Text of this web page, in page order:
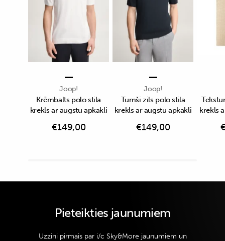
Joop!
Krēmbalts polo stila
krekls ar augstu apkakli
€149,00
Joop!
Tumši zils polo stila
krekls ar augstu apkakli
€149,00
krekls
Pieteikties jaunumiem
Uzzini pirmais par i/c Sky&More jaunumiem un